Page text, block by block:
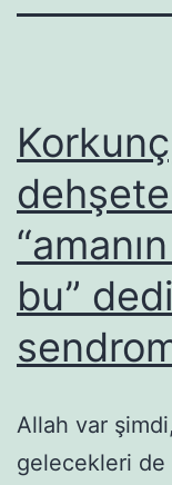
bu”
Allah var
gelecekleri de